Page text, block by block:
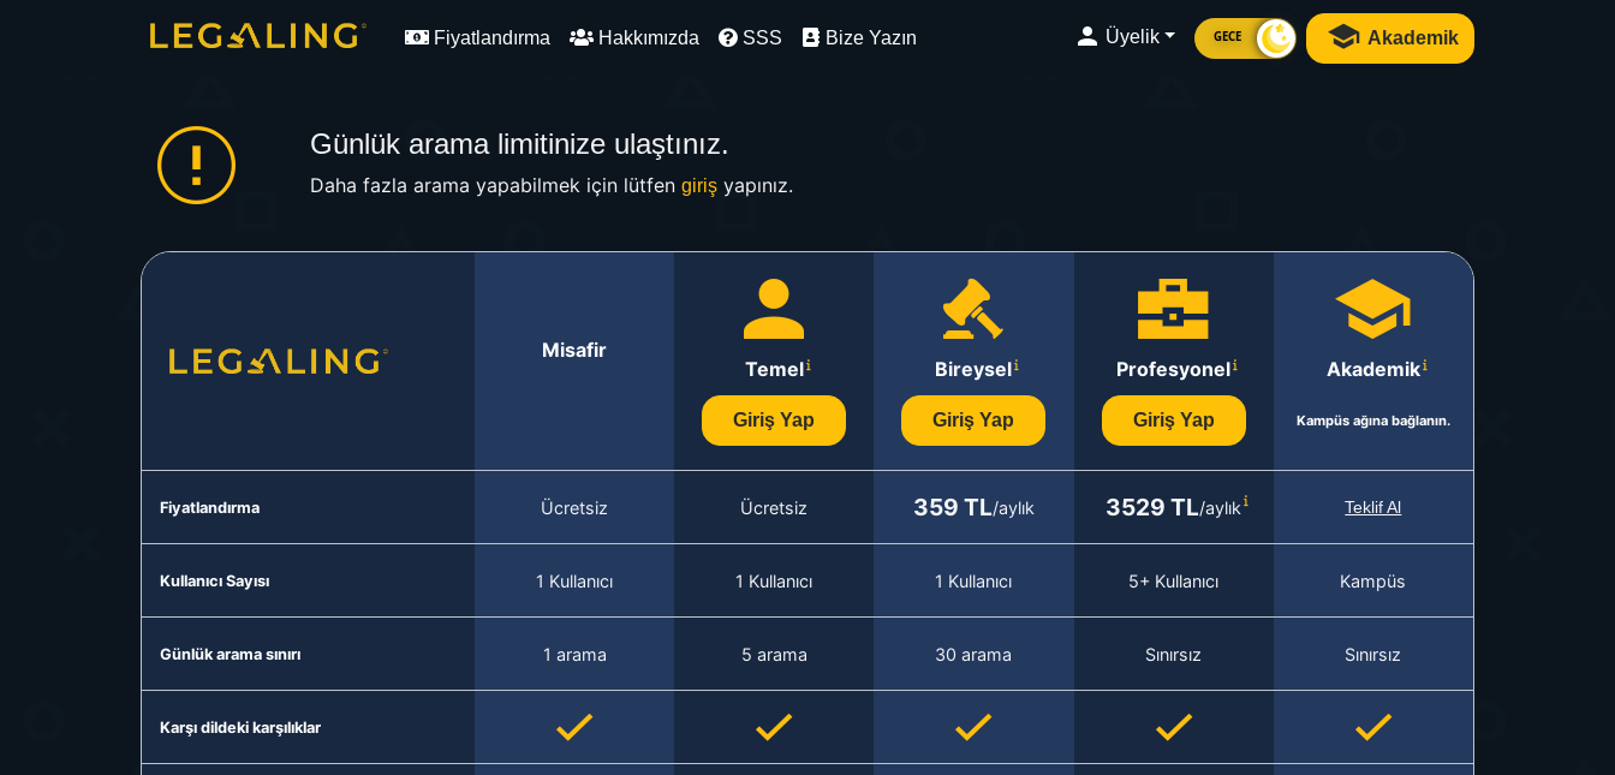
Fiyatlandırma Hakkımızda SSS Bize Yazın Üyelik GECE Akademik
Günlük arama limitinize ulaştınız.
Daha fazla arama yapabilmek için lütfen girişyapınız.
Misafir
Temel
Giriş Yap
Bireysel
Giriş Yap
Profesyonel
Giriş Yap
Akademik
Kampüs ağına bağlanın.
Fiyatlandırma Ücretsiz Ücretsiz 359 TL/aylık 3529 TL/aylık Teklif Al
Kullanıcı Sayısı 1 Kullanıcı 1 Kullanıcı 1 Kullanıcı 5+ Kullanıcı Kampüs
Günlük arama sınırı 1 arama 5 arama 30 arama Sınırsız Sınırsız
Karşı dildeki karşılıklar